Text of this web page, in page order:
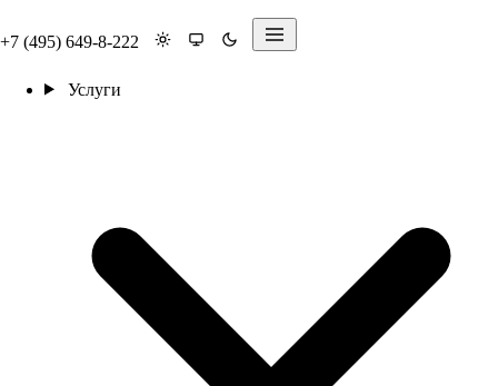
+7 (495) 649-8-222
Услуги